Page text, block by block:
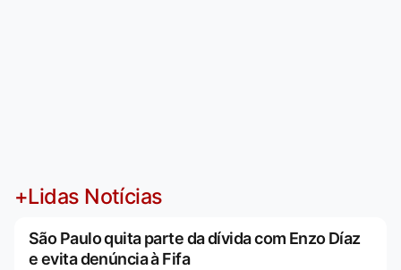
+Lidas Notícias
São Paulo quita parte da dívida com Enzo Díaz
e evita denúncia à Fifa